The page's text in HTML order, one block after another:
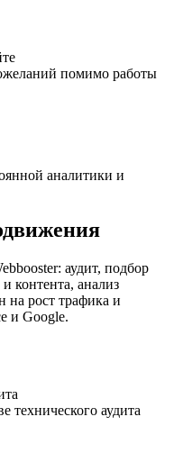
помимо работы
аналитики и
аудит, подбор
контента, анализ
на рост трафика и
и Google.
технического аудита